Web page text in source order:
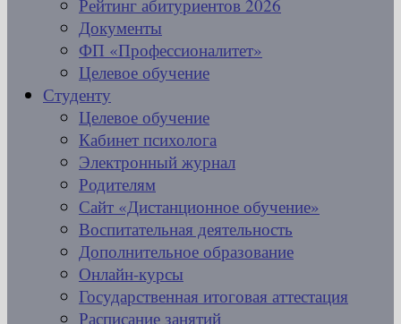
Рейтинг абитуриентов 2026
Документы
ФП «Профессионалитет»
Целевое обучение
Студенту
Целевое обучение
Кабинет психолога
Электронный журнал
Родителям
Сайт «Дистанционное обучение»
Воспитательная деятельность
Дополнительное образование
Онлайн-курсы
Государственная итоговая аттестация
Расписание занятий